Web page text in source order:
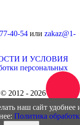
40-54или zakaz@1-
И УСЛОВИЯ
персональных
2012 - 2026
наш сайт удобнее
Политика